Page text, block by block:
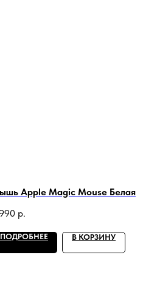
Apple Magic Mouse Белая
р.
ПОДРОБНЕЕ В КОРЗИНУ